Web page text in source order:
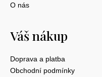
O nás
Váš nákup
Doprava a platba
Obchodní podmínky